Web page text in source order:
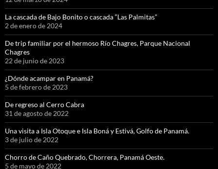
La cascada de Bajo Bonito o cascada “Las Palmitas”
2 de enero de 2024
De trip familiar por el hermoso Río Chagres, Parque Nacional
Chagres
22 de junio de 2023
¿Dónde acampar en Panamá?
5 de febrero de 2023
De regreso al Cerro Cabra
31 de agosto de 2022
Una visita a Isla Otoque e Isla Boná y Estivá, Golfo de Panamá.
3 de julio de 2022
Chorro de Caño Quebrado, Chorrera, Panamá Oeste.
5 de mayo de 2022